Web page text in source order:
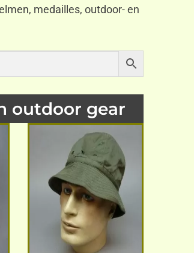
medailles, outdoor- en
outdoor gear